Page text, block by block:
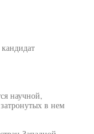
научной,
в нем